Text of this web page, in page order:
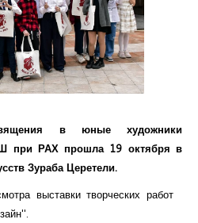
в юные художники
при РАХ прошла 19 октября в
Зураба Церетели.
выставки творческих работ